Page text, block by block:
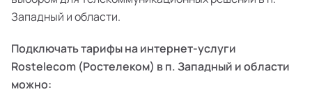
Западный и области.
Подключать тарифы на интернет-услуги
Rostelecom (Ростелеком) в п. Западный и области
можно: